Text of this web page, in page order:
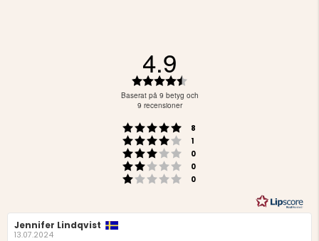
Betyg: 5 utav 5 stjärnor
8
Betyg: 4 utav 5 stjärnor
1
Betyg: 3 utav 5 stjärnor
0
Betyg: 2 utav 5 stjärnor
0
Betyg: 1 utav 5 stjärnor
0
4.9
4.9
stjärnor
Baserat på 9 betyg och
9 recensioner
Recensionsförfattare:
Jennifer Lindqvist
13.07.2024